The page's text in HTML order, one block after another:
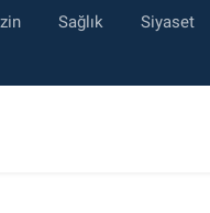
Sağlık Siyaset